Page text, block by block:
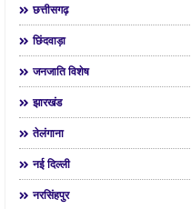
छत्तीसगढ़
छिंदवाड़ा
जनजाति विशेष
झारखंड
तेलंगाना
नई दिल्ली
नरसिंहपुर